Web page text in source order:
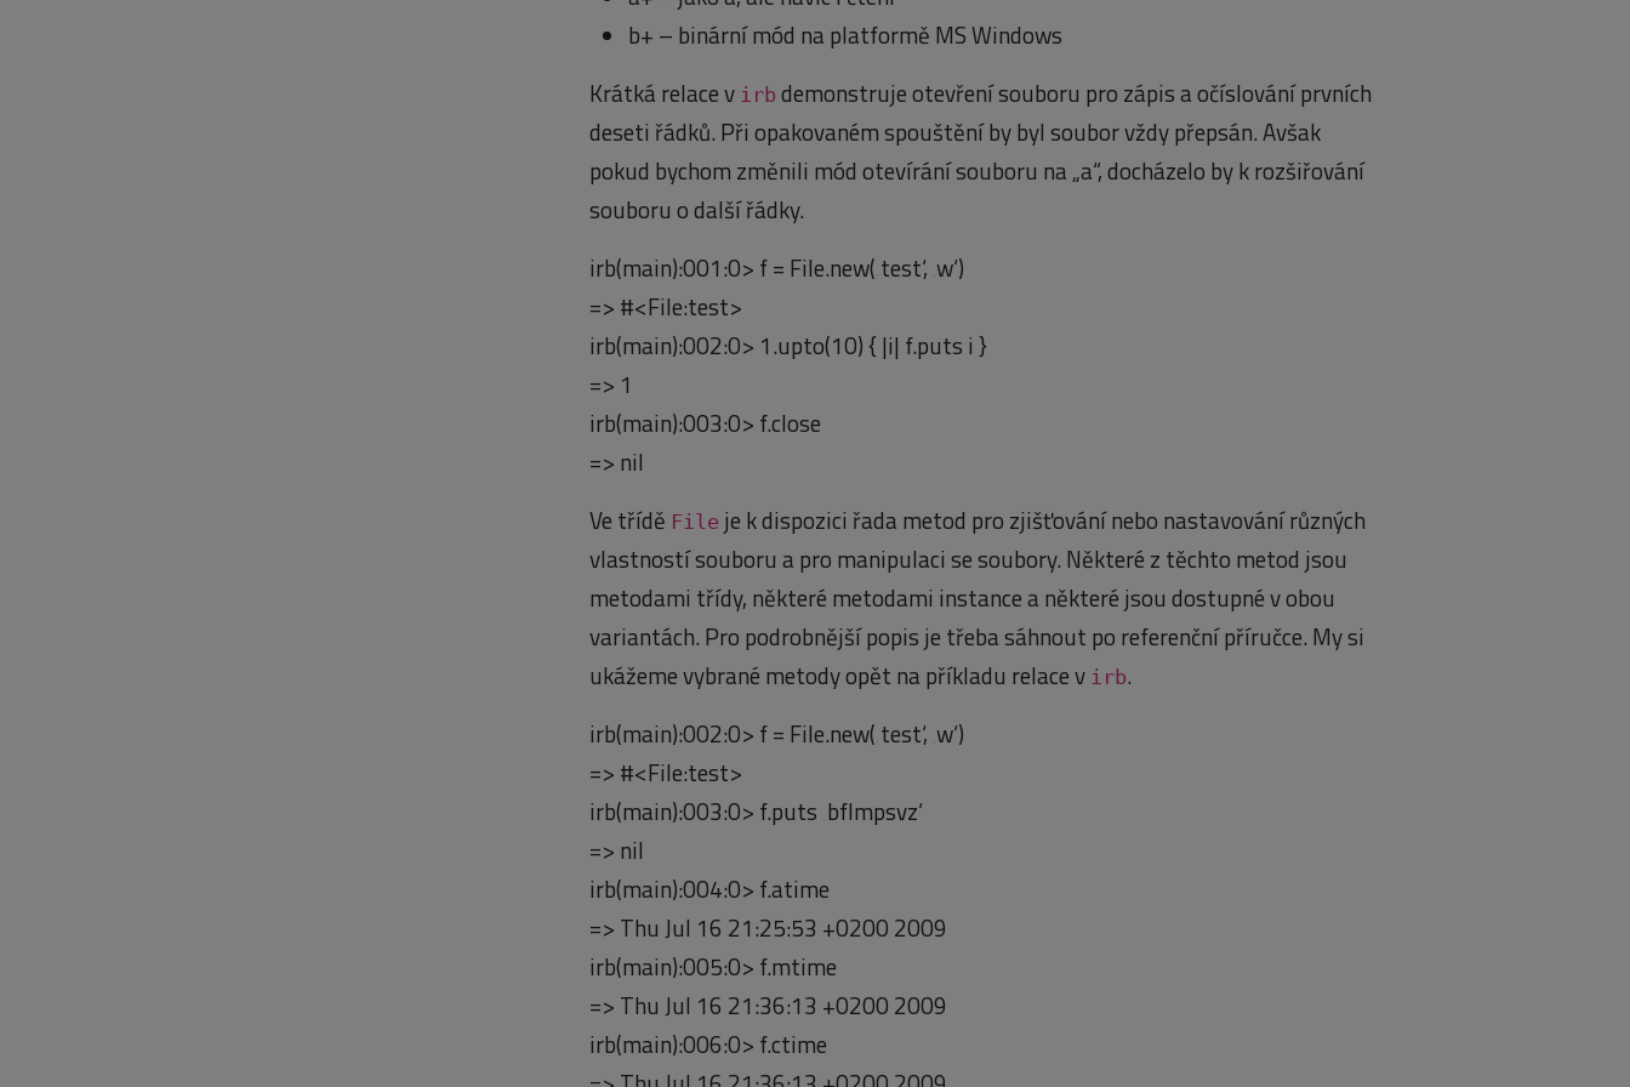
b+ – binární mód na platformě MS Windows
Krátká relace v irb demonstruje otevření souboru pro zápis a očíslování prvních
deseti řádků. Při opakovaném spouštění by byl soubor vždy přepsán. Avšak
pokud bychom změnili mód otevírání souboru na „a“, docházelo by k rozšiřování
souboru o další řádky.
irb(main):001:0> f = File.new(‚test‘, ‚w‘)
=> #<File:test>
irb(main):002:0> 1.upto(10) { |i| f.puts i }
=> 1
irb(main):003:0> f.close
=> nil
Ve třídě File je k dispozici řada metod pro zjišťování nebo nastavování různých
vlastností souboru a pro manipulaci se soubory. Některé z těchto metod jsou
metodami třídy, některé metodami instance a některé jsou dostupné v obou
variantách. Pro podrobnější popis je třeba sáhnout po referenční příručce. My si
ukážeme vybrané metody opět na příkladu relace v irb.
irb(main):002:0> f = File.new(‚test‘, ‚w‘)
=> #<File:test>
irb(main):003:0> f.puts ‚bflmpsvz‘
=> nil
irb(main):004:0> f.atime
=> Thu Jul 16 21:25:53 +0200 2009
irb(main):005:0> f.mtime
=> Thu Jul 16 21:36:13 +0200 2009
irb(main):006:0> f.ctime